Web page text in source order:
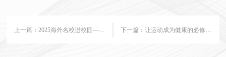
上一篇：2025海外名校进校园——英国利兹大学专场分享会 下一篇： 让运动成为健康的必修课——国际教育部秋季体育课程全新启航